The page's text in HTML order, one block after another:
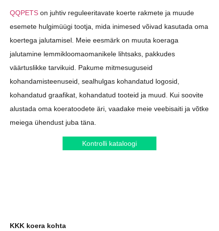
QQPETS on juhtiv reguleeritavate koerte rakmete ja muude
esemete hulgimüügi tootja, mida inimesed võivad kasutada oma
koertega jalutamisel. Meie eesmärk on muuta koeraga
jalutamine lemmikloomaomanikele lihtsaks, pakkudes
väärtuslikke tarvikuid. Pakume mitmesuguseid
kohandamisteenuseid, sealhulgas kohandatud logosid,
kohandatud graafikat, kohandatud tooteid ja muud. Kui soovite
alustada oma koeratoodete äri, vaadake meie veebisaiti ja võtke
meiega ühendust juba täna.
Kontrolli kataloogi
KKK koera kohta